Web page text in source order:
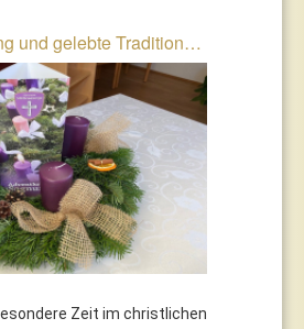
und gelebte Tradition…
Zeit im christlichen